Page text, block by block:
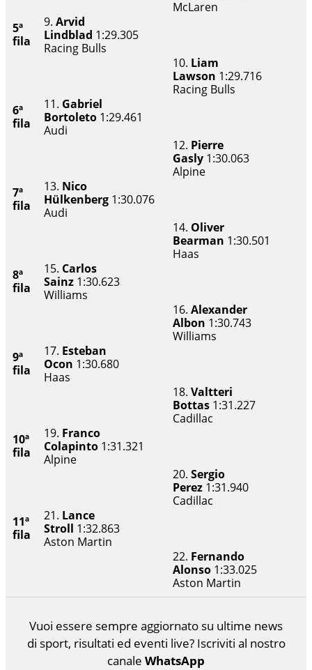
McLaren
5ª
fila
9. Arvid
Lindblad 1:29.305
Racing Bulls
10. Liam
Lawson 1:29.716
Racing Bulls
6ª
fila
11. Gabriel
Bortoleto 1:29.461
Audi
12. Pierre
Gasly 1:30.063
Alpine
7ª
fila
13. Nico
Hülkenberg 1:30.076
Audi
14. Oliver
Bearman 1:30.501
Haas
8ª
fila
15. Carlos
Sainz 1:30.623
Williams
16. Alexander
Albon 1:30.743
Williams
9ª
fila
17. Esteban
Ocon 1:30.680
Haas
18. Valtteri
Bottas 1:31.227
Cadillac
10ª
fila
19. Franco
Colapinto 1:31.321
Alpine
20. Sergio
Perez 1:31.940
Cadillac
11ª
fila
21. Lance
Stroll 1:32.863
Aston Martin
22. Fernando
Alonso 1:33.025
Aston Martin
Vuoi essere sempre aggiornato su ultime news
di sport, risultati ed eventi live? Iscriviti al nostro
canale WhatsApp